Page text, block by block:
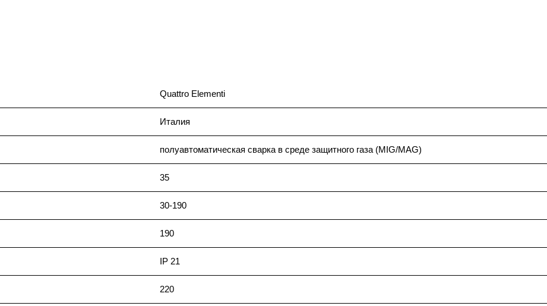
Quattro Elementi
Италия
полуавтоматическая сварка в среде защитного газа (MIG/MAG)
35
30-190
190
IP 21
220